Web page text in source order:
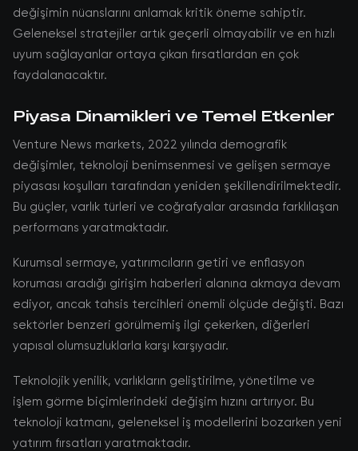
değişimin nüanslarını anlamak kritik öneme sahiptir.
Geleneksel stratejiler artık geçerli olmayabilir ve en hızlı
uyum sağlayanlar ortaya çıkan fırsatlardan en çok
faydalanacaktır.
Piyasa Dinamikleri ve Temel Etkenler
Venture News markets, 2022 yılında demografik
değişimler, teknoloji benimsenmesi ve gelişen sermaye
piyasası koşulları tarafından yeniden şekillendirilmektedir.
Bu güçler, varlık türleri ve coğrafyalar arasında farklılaşan
performans yaratmaktadır.
Kurumsal sermaye, yatırımcıların getiri ve enflasyon
koruması aradığı girişim haberleri alanına akmaya devam
ediyor, ancak tahsis tercihleri önemli ölçüde değişti. Bazı
sektörler benzeri görülmemiş ilgi çekerken, diğerleri
yapısal olumsuzluklarla karşı karşıyadır.
Teknolojik yenilik, varlıkların geliştirilme, yönetilme ve
işlem görme biçimlerindeki değişim hızını artırıyor. Bu
teknoloji katmanı, geleneksel iş modellerini bozarken yeni
yatırım fırsatları yaratmaktadır.